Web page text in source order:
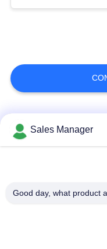
De
IP
populaire
Sales Manager
Good day, what product